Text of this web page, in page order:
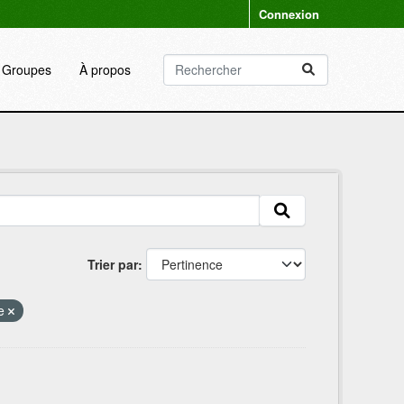
Connexion
Groupes À propos
Trier par